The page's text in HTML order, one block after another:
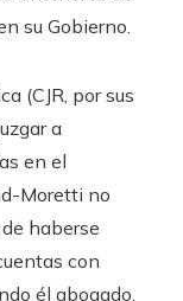
su Gobierno.
(CJR, por sus
a
en el
Moretti no
haberse
con
él abogado,